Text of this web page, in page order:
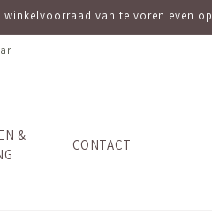
van te voren even op
&
CONTACT